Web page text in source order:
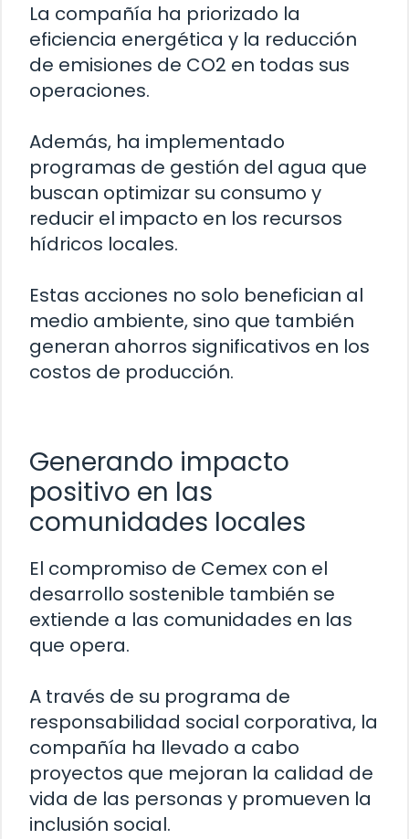
La compañía ha priorizado la
eficiencia energética y la reducción
de emisiones de CO2 en todas sus
operaciones.
Además, ha implementado
programas de gestión del agua que
buscan optimizar su consumo y
reducir el impacto en los recursos
hídricos locales.
Estas acciones no solo benefician al
medio ambiente, sino que también
generan ahorros significativos en los
costos de producción.
Generando impacto
positivo en las
comunidades locales
El compromiso de Cemex con el
desarrollo sostenible también se
extiende a las comunidades en las
que opera.
A través de su programa de
responsabilidad social corporativa, la
compañía ha llevado a cabo
proyectos que mejoran la calidad de
vida de las personas y promueven la
inclusión social.